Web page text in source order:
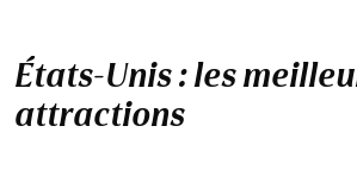
États-Unis : les
attractions